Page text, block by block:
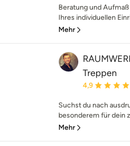
Beratung und
Ihres individuellen
Mehr
Treppen
4,9
Suchst du nach
besonderem für dein
Mehr